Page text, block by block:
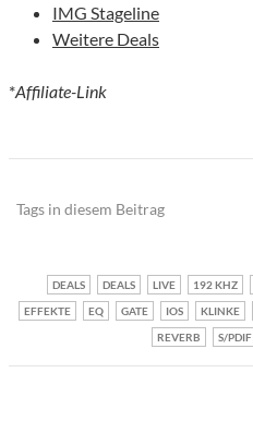
IMG Stageline
Weitere Deals
*Affiliate-Link
Tags in diesem Beitrag
DEALS DEALS LIVE 192 KHZ
EFFEKTE
EQ GATE IOS KLINKE
REVERB
S/PDIF